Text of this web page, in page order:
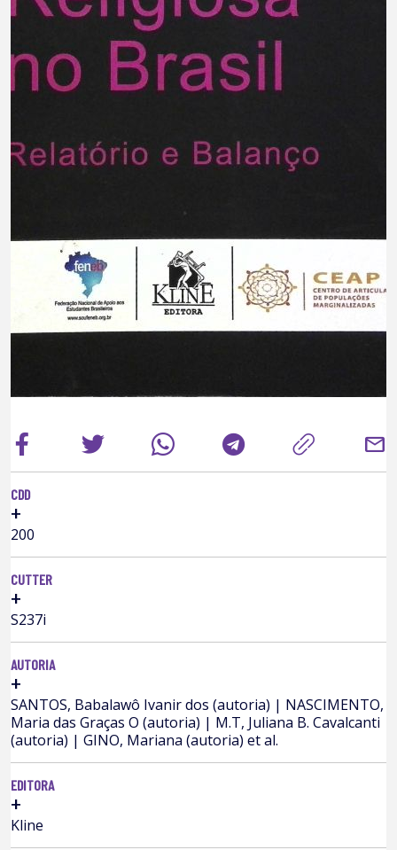
mail
CDD
+
200
CUTTER
+
S237i
AUTORIA
+
SANTOS, Babalawô Ivanir dos (autoria) | NASCIMENTO,
Maria das Graças O (autoria) | M.T, Juliana B. Cavalcanti
(autoria) | GINO, Mariana (autoria) et al.
EDITORA
+
Kline